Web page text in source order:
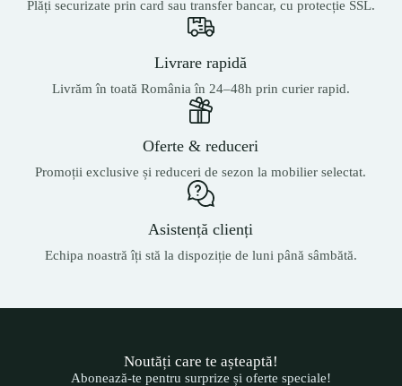
Plăți securizate prin card sau transfer bancar, cu protecție SSL.
Livrare rapidă
Livrăm în toată România în 24–48h prin curier rapid.
Oferte & reduceri
Promoții exclusive și reduceri de sezon la mobilier selectat.
Asistență clienți
Echipa noastră îți stă la dispoziție de luni până sâmbătă.
Noutăți care te așteaptă!
Abonează-te pentru surprize și oferte speciale!